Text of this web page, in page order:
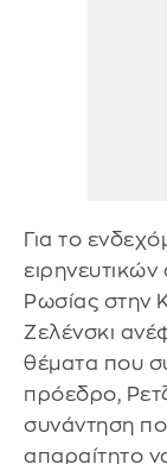
Για το
Ρωσίας στην
Ζελένσκι
θέματα που
πρόεδρο,
συνάντηση
απαραίτητο